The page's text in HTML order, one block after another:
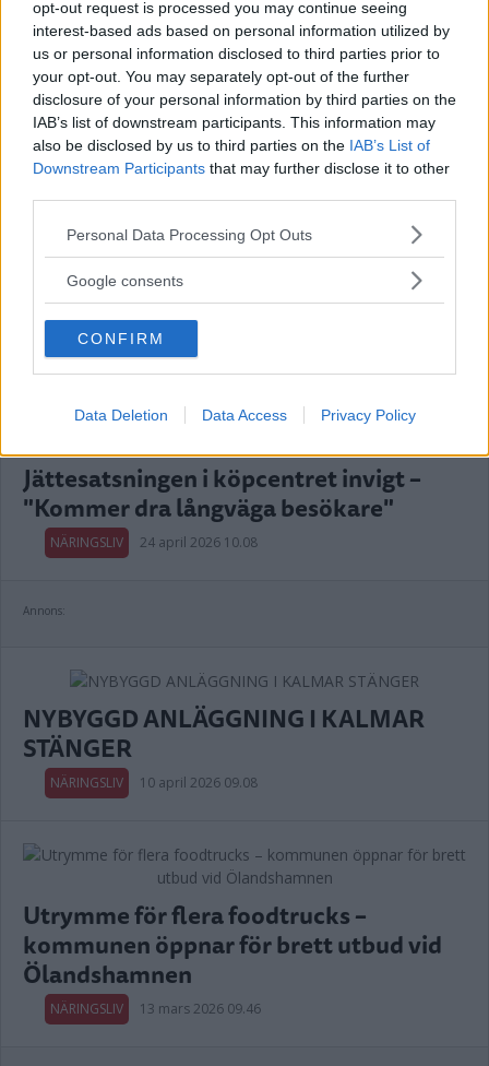
opt-out request is processed you may continue seeing
interest-based ads based on personal information utilized by
us or personal information disclosed to third parties prior to
your opt-out. You may separately opt-out of the further
disclosure of your personal information by third parties on the
IAB’s list of downstream participants. This information may
also be disclosed by us to third parties on the IAB’s List of
Downstream Participants that may further disclose it to other
Please note that this website/app uses one or more Google
not limited to your visit or usage behaviour. You may click to
use your data for below specified purposes in below Google
consent section.
Personal Data Processing Opt Outs
Google consents
CONFIRM
Data Deletion Data Access Privacy Policy
Firman satsar – värvar toppmäklare och
ny kontorschef
NÄRINGSLIV 05 maj 2026 10.00
Annons:
Bygget av ny handelsplats i Snurrom i
gång – "Intresset är stort"
NÄRINGSLIV 01 maj 2026 04.00
Jättesatsningen i köpcentret invigt –
"Kommer dra långväga besökare"
NÄRINGSLIV 24 april 2026 10.08
Annons:
NYBYGGD ANLÄGGNING I KALMAR
STÄNGER
NÄRINGSLIV 10 april 2026 09.08
Utrymme för flera foodtrucks –
kommunen öppnar för brett utbud vid
Ölandshamnen
NÄRINGSLIV 13 mars 2026 09.46